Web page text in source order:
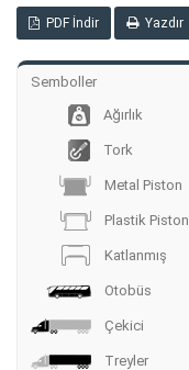
PDF İndir Yazdır
Semboller
Ağırlık
Tork
Metal Piston
Plastik Piston
Katlanmış
Otobüs
Çekici
Treyler